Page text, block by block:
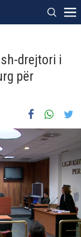
drejtori i
për